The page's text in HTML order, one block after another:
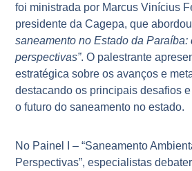
foi ministrada por Marcus Vinícius
presidente da Cagepa, que
saneamento no Estado da Paraíba:
perspectivas”. O palestrante
estratégica sobre os avanços e
destacando os principais desafios
o futuro do saneamento no estado.
No Painel I – “Saneamento
Perspectivas”, especialistas